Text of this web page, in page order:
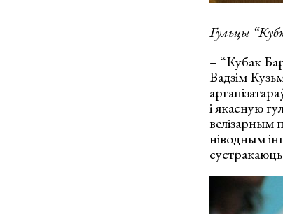
Гульцы
– “Кубак
Вадзім
і якасную
велізарным
ніводным